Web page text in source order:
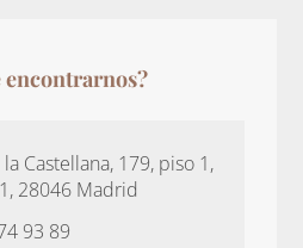
encontrarnos?
Castellana, 179, piso 1,
28046 Madrid
93 89